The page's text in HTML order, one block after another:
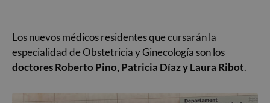
Los nuevos médicos residentes que cursarán la
especialidad de Obstetricia y Ginecología son los
doctoresRoberto Pino, Patricia Díaz y Laura Ribot.